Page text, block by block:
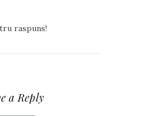
raspuns!
a Reply